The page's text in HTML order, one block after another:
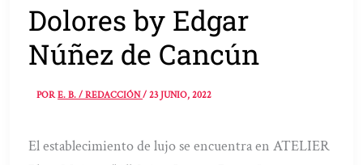
Dolores by Edgar
Núñez de Cancún
PORE. B. / REDACCIÓN/23 JUNIO, 2022
El establecimiento de lujo se encuentra en ATELIER